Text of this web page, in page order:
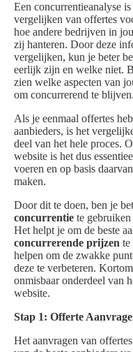
Een concurrentieanalyse
vergelijken van offertes
hoe andere bedrijven in
zij hanteren. Door deze
vergelijken, kun je beter
eerlijk zijn en welke niet.
zien welke aspecten van
om concurrerend te blijven.
Als je eenmaal offertes
aanbieders, is het
deel van het hele proces.
website is het dus
voeren en op basis
maken.
Door dit te doen, ben je
concurrentie te
Het helpt je om de beste
concurrerende prijzen te
helpen om de zwakke
deze te verbeteren.
onmisbaar onderdeel van
website.
Stap 1: Offerte
Het aanvragen van